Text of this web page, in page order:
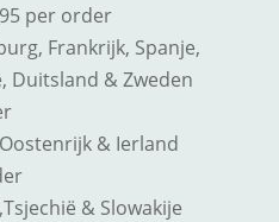
per order
Frankrijk, Spanje,
Duitsland & Zweden
& Ierland
Tsjechië & Slowakije